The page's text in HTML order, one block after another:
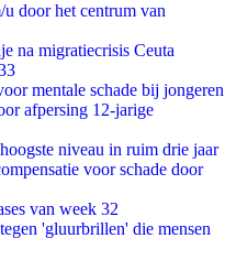
door het centrum van
na migratiecrisis Ceuta
mentale schade bij jongeren
afpersing 12-jarige
niveau in ruim drie jaar
voor schade door
van week 32
'gluurbrillen' die mensen